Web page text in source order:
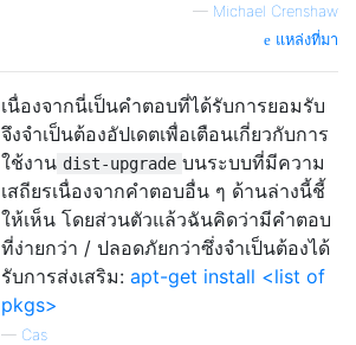
— Michael Crenshaw
แหล่งที่มา
เนื่องจากนี่เป็นคำตอบที่ได้รับการยอมรับ
จึงจำเป็นต้องอัปเดตเพื่อเตือนเกี่ยวกับการ
ใช้งาน dist-upgrade บนระบบที่มีความ
เสถียรเนื่องจากคำตอบอื่น ๆ ด้านล่างนี้ชี้
ให้เห็น โดยส่วนตัวแล้วฉันคิดว่ามีคำตอบ
ที่ง่ายกว่า / ปลอดภัยกว่าซึ่งจำเป็นต้องได้
รับการส่งเสริม: apt-get install <list of
pkgs>
— Cas